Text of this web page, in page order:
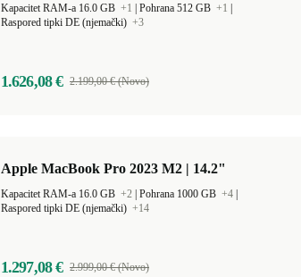
Kapacitet RAM-a 16.0 GB +1 Pohrana 512 GB +1
Raspored tipki DE (njemački) +3
1.626,08 € 2.199,00 € (Novo)
Apple MacBook Pro 2023 M2 | 14.2"
Kapacitet RAM-a 16.0 GB +2 Pohrana 1000 GB +4
Raspored tipki DE (njemački) +14
1.297,08 € 2.999,00 € (Novo)